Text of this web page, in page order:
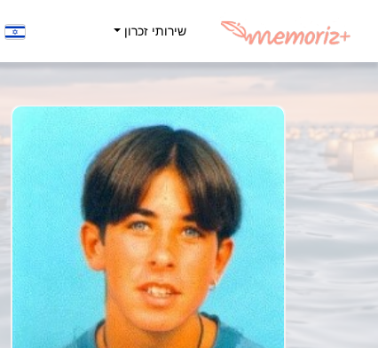
שירותי זכרון